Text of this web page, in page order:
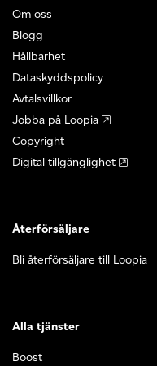
Om oss
Blogg
Hållbarhet
Dataskyddspolicy
Avtalsvillkor
Jobba på Loopia
Copyright
Digital tillgänglighet
Återförsäljare
Bli återförsäljare till Loopia
Alla tjänster
Boost